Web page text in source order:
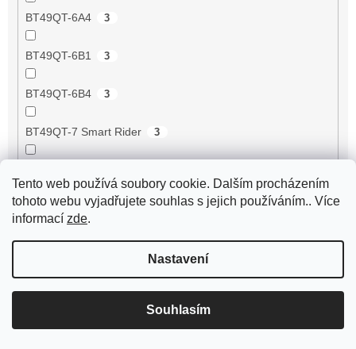
Tento web používá soubory cookie. Dalším procházením
tohoto webu vyjadřujete souhlas s jejich používáním.. Více
informací zde.
Nastavení
Souhlasím
BT49QT-6A4 3
BT49QT-6B1 3
BT49QT-6B4 3
BT49QT-7 Smart Rider 3
BT49QT-9 Sprint 3
BT49QT-9F1 Eagle 3